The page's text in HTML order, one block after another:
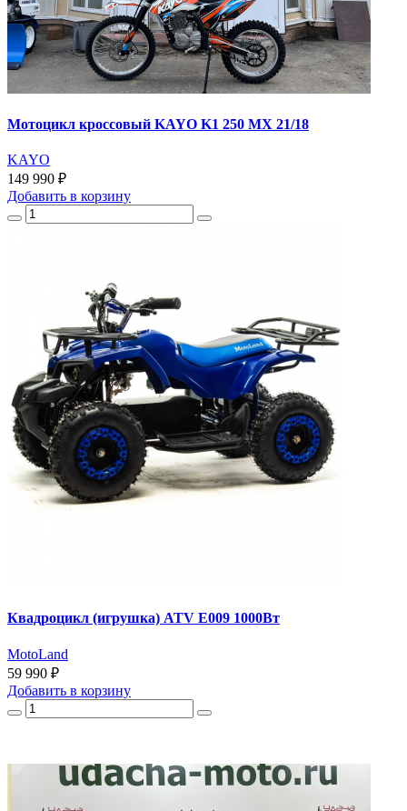
Мотоцикл кроссовый KAYO K1 250 MX 21/18
KAYO
149 990 ₽
Добавить в корзину
Квадроцикл (игрушка) ATV E009 1000Вт
MotoLand
59 990 ₽
Добавить в корзину